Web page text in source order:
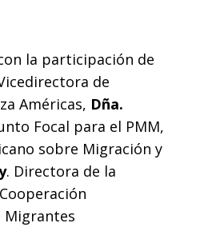
la participación de
de
Américas, Dña.
Focal para el PMM,
sobre Migración y
. Directora de la
Migrantes